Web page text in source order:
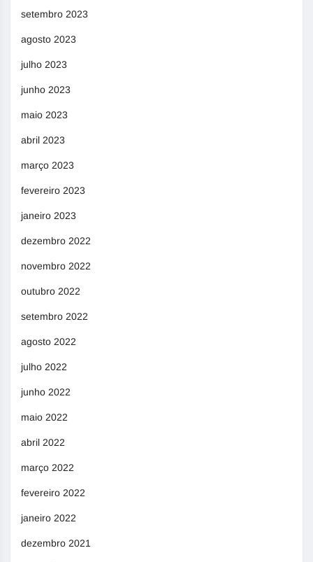
setembro 2023
agosto 2023
julho 2023
junho 2023
maio 2023
abril 2023
março 2023
fevereiro 2023
janeiro 2023
dezembro 2022
novembro 2022
outubro 2022
setembro 2022
agosto 2022
julho 2022
junho 2022
maio 2022
abril 2022
março 2022
fevereiro 2022
janeiro 2022
dezembro 2021